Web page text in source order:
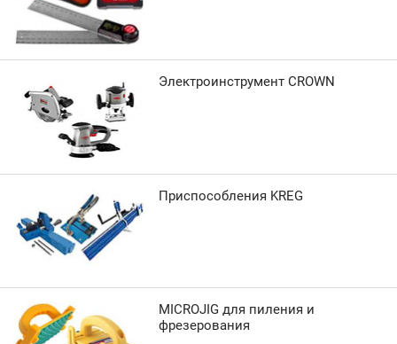
Электроинструмент CROWN
Приспособления KREG
MICROJIG для пиления и
фрезерования